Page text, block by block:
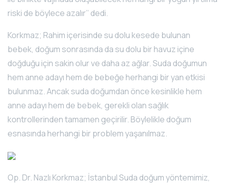
riski de böylece azalır’’ dedi.
Korkmaz; Rahim içerisinde su dolu kesede bulunan
bebek, doğum sonrasında da su dolu bir havuz içine
doğduğu için sakin olur ve daha az ağlar. Suda doğumun
hem anne adayı hem de bebeğe herhangi bir yan etkisi
bulunmaz. Ancak suda doğumdan önce kesinlikle hem
anne adayı hem de bebek, gerekli olan sağlık
kontrollerinden tamamen geçirilir. Böylelikle doğum
esnasında herhangi bir problem yaşanılmaz.
Op. Dr. Nazlı Korkmaz; İstanbul Suda doğum yöntemimiz,